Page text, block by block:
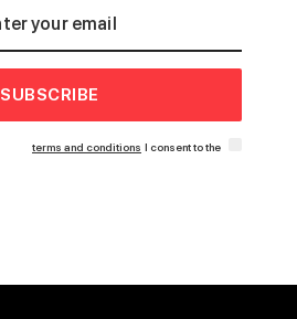
SUBSCRIBE
I consent to the
terms and conditions